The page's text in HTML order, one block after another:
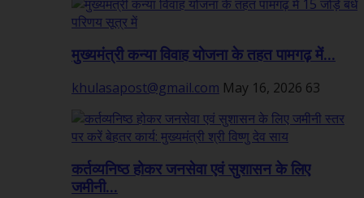
मुख्यमंत्री कन्या विवाह योजना के तहत पामगढ़ में...
khulasapost@gmail.com May 16, 2026 63
कर्तव्यनिष्ठ होकर जनसेवा एवं सुशासन के लिए
जमीनी...